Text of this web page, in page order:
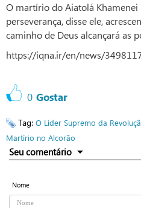
O martírio do Aiatolá
perseverança, disse ele,
caminho de Deus alcançará as
https://iqna.ir/en/news/
0 Gostar
Tag: O Líder Supremo da
Martírio no Alcorão
Seu comentário
Nome